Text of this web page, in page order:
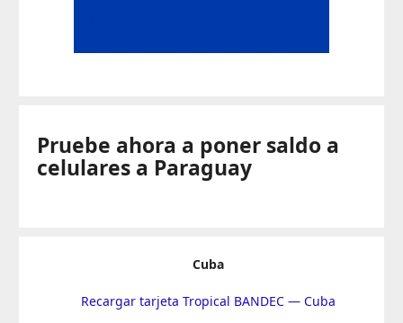
Pruebe ahora a poner saldo a
celulares a Paraguay
Cuba
Recargar tarjeta Tropical BANDEC — Cuba